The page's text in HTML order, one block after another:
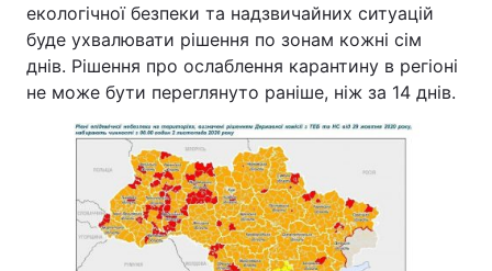
екологічної безпеки та надзвичайних ситуацій
буде ухвалювати рішення по зонам кожні сім
днів. Рішення про ослаблення карантину в регіоні
не може бути переглянуто раніше, ніж за 14 днів.